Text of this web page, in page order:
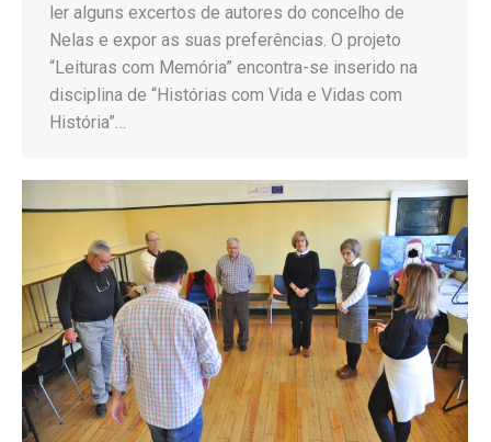
ler alguns excertos de autores do concelho de
Nelas e expor as suas preferências. O projeto
“Leituras com Memória” encontra-se inserido na
disciplina de “Histórias com Vida e Vidas com
História”…